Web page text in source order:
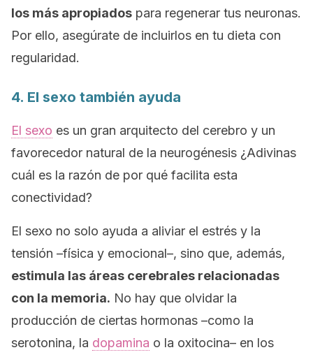
los más apropiados para regenerar tus neuronas.
Por ello, asegúrate de incluirlos en tu dieta con
regularidad.
4. El sexo también ayuda
El sexo es un gran arquitecto del cerebro y un
favorecedor natural de la neurogénesis ¿Adivinas
cuál es la razón de por qué facilita esta
conectividad?
El sexo no solo ayuda a aliviar el estrés y la
tensión –física y emocional–, sino que, además,
estimula las áreas cerebrales relacionadas
con la memoria. No hay que olvidar la
producción de ciertas hormonas –como la
serotonina, la dopamina o la oxitocina– en los